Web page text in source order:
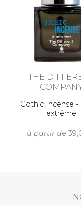
THE
Gothic Incense -
extrême
à partir de